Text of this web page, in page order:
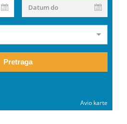
Datum do
Pretraga
Avio karte